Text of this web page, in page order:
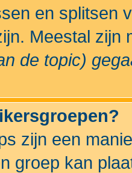
en splitsen
Meestal
de topic)
zijn een
groep kan